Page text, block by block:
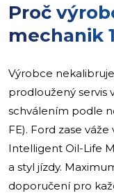
Proč
mechanik
Výrobce
prodloužený servis
schválením podle
FE). Ford zase
Intelligent Oil-Life
a styl jízdy.
doporučení pro